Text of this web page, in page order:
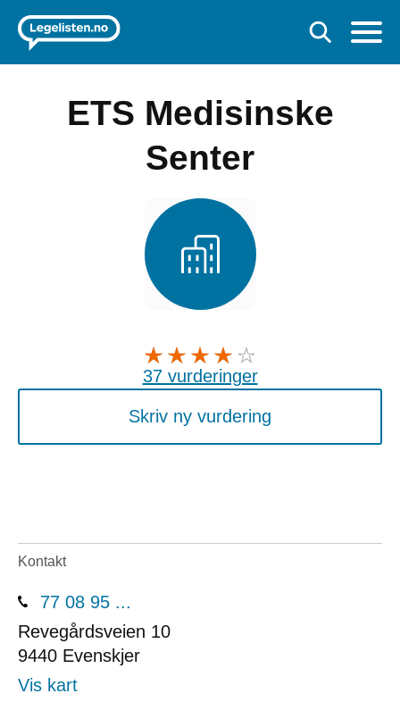
ETS Medisinske
Senter
37 vurderinger
Skriv ny vurdering
Kontakt
77 08 95 ...
Revegårdsveien 10
9440 Evenskjer
Vis kart